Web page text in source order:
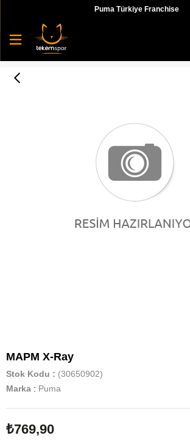
Puma Türkiye Franchise
MAPM X-Ray
MAPM X-Ray
Stok Kodu
(30650902)
Marka : Puma
₺769,90